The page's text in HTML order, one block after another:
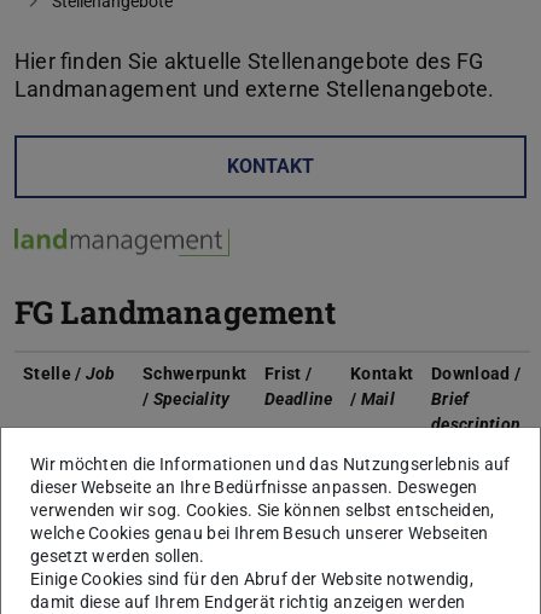
Hier finden Sie aktuelle Stellenangebote des FG
Landmanagement und externe Stellenangebote.
KONTAKT
FG Landmanagement
Stelle / Job
Schwerpunkt
/ Speciality
Frist /
Deadline
Kontakt
/ Mail
Download /
Brief
description
Studentische
Hilfskräfte
Wenn Sie Interesse daran haben, unsere Arbeit
im Bereich Forschung und Lehre als
studentische Hilfskraft (StuHi) zu unterstützen,
wenden Sie sich bitte an den für das Projekt
bzw. Modul zuständigen wissenschaftlichen
Mitarbeitende.
Wir möchten die Informationen und das Nutzungserlebnis auf
dieser Webseite an Ihre Bedürfnisse anpassen. Deswegen
verwenden wir sog. Cookies. Sie können selbst entscheiden,
welche Cookies genau bei Ihrem Besuch unserer Webseiten
gesetzt werden sollen.
Einige Cookies sind für den Abruf der Website notwendig,
damit diese auf Ihrem Endgerät richtig anzeigen werden